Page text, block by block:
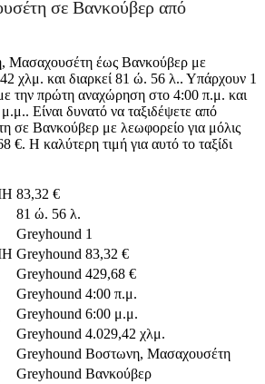
σε Βανκούβερ από
Μασαχουσέτη έως Βανκούβερ με
χλμ. και διαρκεί 81 ώ. 56 λ.. Υπάρχουν 1
την πρώτη αναχώρηση στο 4:00 π.μ. και
Είναι δυνατό να ταξιδέψετε από
σε Βανκούβερ με λεωφορείο για μόλις
€. Η καλύτερη τιμή για αυτό το ταξίδι
83,32 €
81 ώ. 56 λ.
Greyhound 1
Greyhound 83,32 €
Greyhound 429,68 €
Greyhound 4:00 π.μ.
Greyhound 6:00 μ.μ.
Greyhound 4.029,42 χλμ.
Greyhound Βοστωνη, Μασαχουσέτη
Greyhound Βανκούβερ